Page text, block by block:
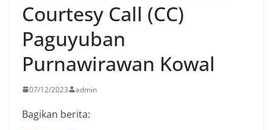
Courtesy Call (CC)
Paguyuban
Purnawirawan Kowal
07/12/2023 admin
Bagikan berita: